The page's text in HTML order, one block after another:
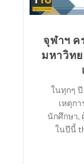
จุฬาฯ
มหาวิท
ในทุกๆ
เหตุก
นักศึกษา,
ในปีนี้